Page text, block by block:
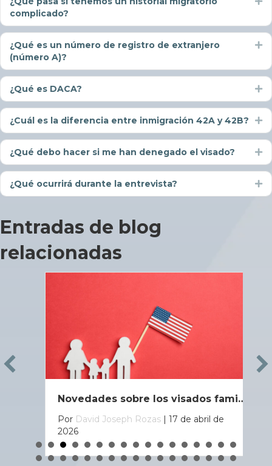
complicado?
¿Qué es un número de registro de extranjero
(número A)?
¿Qué es DACA?
¿Cuál es la diferencia entre inmigración 42A y 42B?
¿Qué debo hacer si me han denegado el visado?
¿Qué ocurrirá durante la entrevista?
Entradas de blog
relacionadas
Novedades sobre los visados familiares en 2026: qué ha cambiado y qué deben hacer las familias ahora
PorDavid Joseph Rozas |17 de abril de
2026